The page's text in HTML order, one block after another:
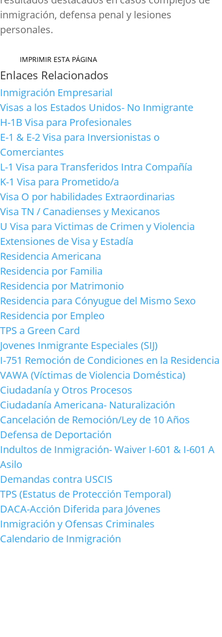
inmigración, defensa penal y lesiones
personales.
IMPRIMIR ESTA PÁGINA
Enlaces Relacionados
Inmigración Empresarial
Visas a los Estados Unidos- No Inmigrante
H-1B Visa para Profesionales
E-1 & E-2 Visa para Inversionistas o
Comerciantes
L-1 Visa para Transferidos Intra Compañía
K-1 Visa para Prometido/a
Visa O por habilidades Extraordinarias
Visa TN / Canadienses y Mexicanos
U Visa para Victimas de Crimen y Violencia
Extensiones de Visa y Estadía
Residencia Americana
Residencia por Familia
Residencia por Matrimonio
Residencia para Cónyugue del Mismo Sexo
Residencia por Empleo
TPS a Green Card
Jovenes Inmigrante Especiales (SIJ)
I-751 Remoción de Condiciones en la Residencia
VAWA (Víctimas de Violencia Doméstica)
Ciudadanía y Otros Procesos
Ciudadanía Americana- Naturalización
Cancelación de Remoción/Ley de 10 Años
Defensa de Deportación
Indultos de Inmigración- Waiver I-601 & I-601 A
Asilo
Demandas contra USCIS
TPS (Estatus de Protección Temporal)
DACA-Acción Diferida para Jóvenes
Inmigración y Ofensas Criminales
Calendario de Inmigración